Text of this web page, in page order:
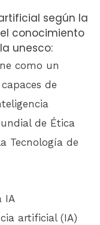
según la
conocimiento
unesco:
como un
de
de Ética
Tecnología de
IA
artificial (IA)